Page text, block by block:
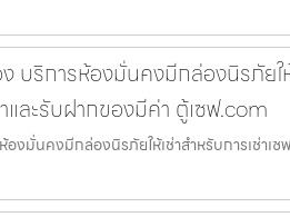
บริการห้องมั่นคงมีกล่องนิรภัยใ
และรับฝากของมีค่า ตู้เซฟ.com
งมั่นคงมีกล่องนิรภัยให้เช่าสำหรับการเช่าเซ